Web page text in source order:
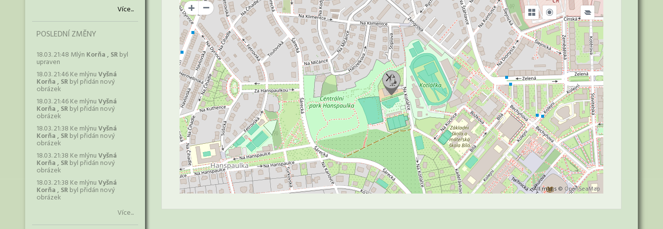
Více...
POSLEDNÍ ZMĚNY
18.03. 21:48 Mlýn Korňa , SRbyl
upraven
18.03. 21:46 Ke mlýnuVyšná
Korňa , SRbyl přidán nový
obrázek
18.03. 21:46 Ke mlýnuVyšná
Korňa , SRbyl přidán nový
obrázek
18.03. 21:38 Ke mlýnuVyšná
Korňa , SRbyl přidán nový
obrázek
18.03. 21:38 Ke mlýnuVyšná
Korňa , SRbyl přidán nový
obrázek
18.03. 21:38 Ke mlýnuVyšná
Korňa , SRbyl přidán nový
obrázek
Více...
+
All maps © OpenSeaMap